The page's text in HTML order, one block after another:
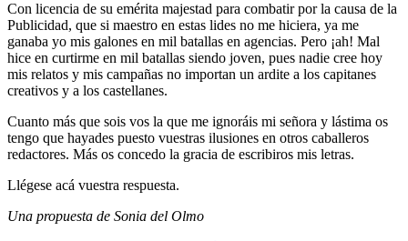
Con licencia de su emérita majestad para combatir por la causa de la
Publicidad, que si maestro en estas lides no me hiciera, ya me
ganaba yo mis galones en mil batallas en agencias. Pero ¡ah! Mal
hice en curtirme en mil batallas siendo joven, pues nadie cree hoy
mis relatos y mis campañas no importan un ardite a los capitanes
creativos y a los castellanes.
Cuanto más que sois vos la que me ignoráis mi señora y lástima os
tengo que hayades puesto vuestras ilusiones en otros caballeros
redactores. Más os concedo la gracia de escribiros mis letras.
Llégese acá vuestra respuesta.
Una propuesta de Sonia del Olmo